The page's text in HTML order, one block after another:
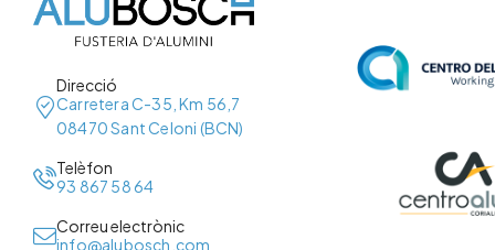
Direcció
Carretera C-35, Km 56,7
08470 Sant Celoni (BCN)
Telèfon
93 867 58 64
Correu electrònic
info@alubosch.com